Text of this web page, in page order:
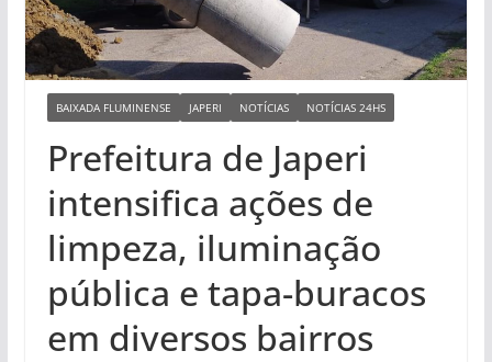
BAIXADA FLUMINENSE JAPERI NOTÍCIAS NOTÍCIAS 24HS
Prefeitura de Japeri
intensifica ações de
limpeza, iluminação
pública e tapa-buracos
em diversos bairros